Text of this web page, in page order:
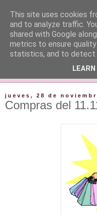
jueves, 28 de
Compras del
This site uses cookies
and to analyze traffic.
shared with Google
metrics to ensure
statistics, and to detect